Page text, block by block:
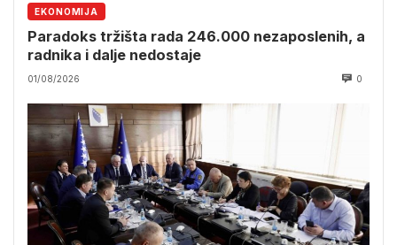
EKONOMIJA
Paradoks tržišta rada 246.000 nezaposlenih, a
radnika i dalje nedostaje
01/08/2026 0